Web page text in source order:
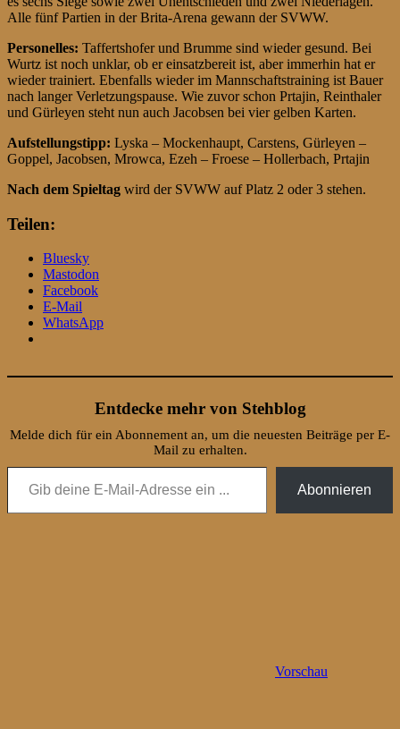
Alle fünf Partien in der Brita-Arena gewann der SVWW.
Personelles: Taffertshofer und Brumme sind wieder gesund. Bei
Wurtz ist noch unklar, ob er einsatzbereit ist, aber immerhin hat er
wieder trainiert. Ebenfalls wieder im Mannschaftstraining ist Bauer
nach langer Verletzungspause. Wie zuvor schon Prtajin, Reinthaler
und Gürleyen steht nun auch Jacobsen bei vier gelben Karten.
Aufstellungstipp: Lyska – Mockenhaupt, Carstens, Gürleyen –
Goppel, Jacobsen, Mrowca, Ezeh – Froese – Hollerbach, Prtajin
Nach dem Spieltag wird der SVWW auf Platz 2 oder 3 stehen.
Teilen:
Bluesky
Mastodon
Facebook
E-Mail
WhatsApp
Entdecke mehr von Stehblog
Melde dich für ein Abonnement an, um die neuesten Beiträge per E-
Mail zu erhalten.
Gib deine E-Mail-Adresse ein ...
Abonnieren
Vorschau